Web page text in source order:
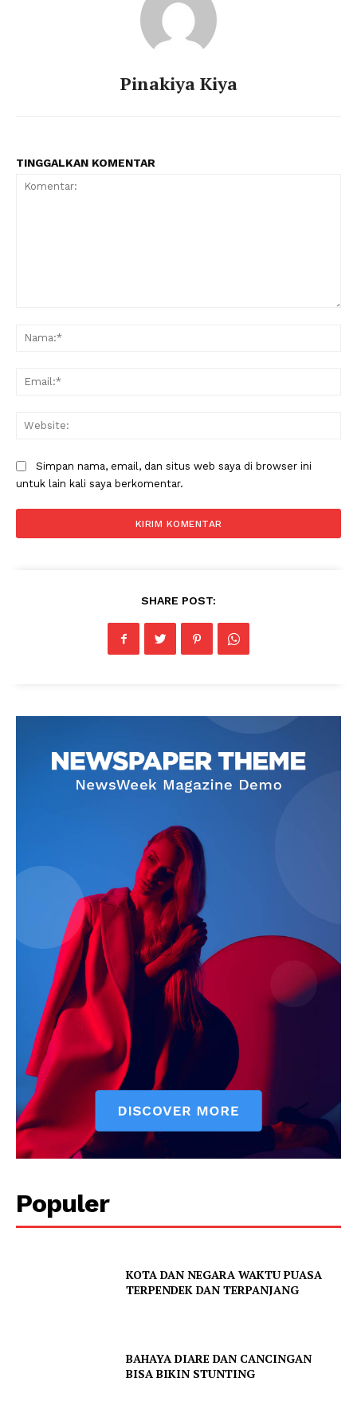
Menu Utama
PPID Kota Semarang
Pinakiya Kiya
TINGGALKAN KOMENTAR
Simpan nama, email, dan situs web saya di browser ini
untuk lain kali saya berkomentar.
SHARE POST:
Populer
KOTA DAN NEGARA WAKTU PUASA
TERPENDEK DAN TERPANJANG
BAHAYA DIARE DAN CANCINGAN
BISA BIKIN STUNTING